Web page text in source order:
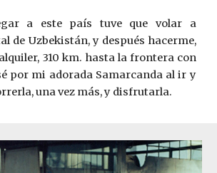
a este país tuve que volar a
de Uzbekistán, y después hacerme,
310 km. hasta la frontera con
por mi adorada Samarcanda al ir y
una vez más, y disfrutarla.